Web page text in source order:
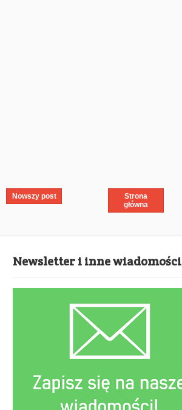
Nowszy post
Strona
główna
Newsletter i inne wiadomości